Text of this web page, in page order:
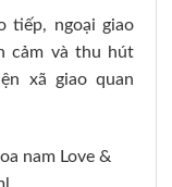
tiếp, ngoại giao
cảm và thu hút
xã giao quan